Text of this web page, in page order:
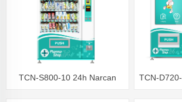
TCN-S800-10 24h Narcan
TCN-